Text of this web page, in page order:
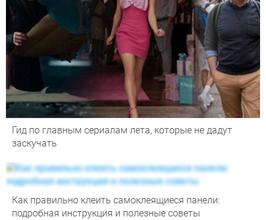
Гид по главным сериалам лета, которые не дадут
заскучать
Как правильно клеить самоклеящиеся панели:
подробная инструкция и полезные советы